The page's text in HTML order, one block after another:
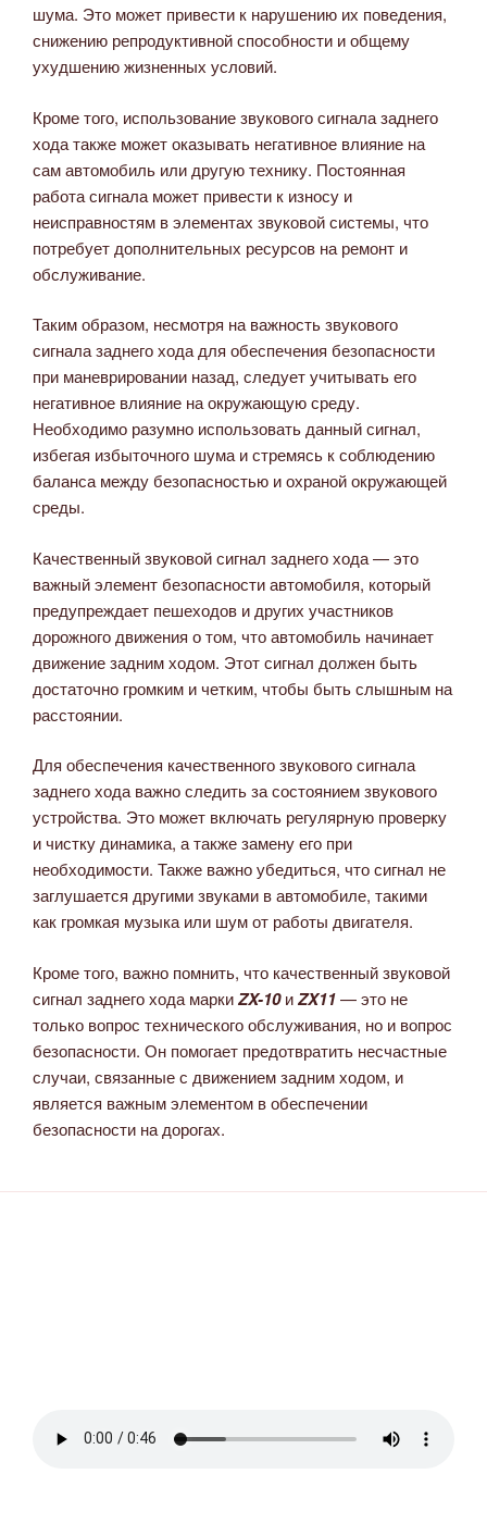
шума. Это может привести к нарушению их поведения,
снижению репродуктивной способности и общему
ухудшению жизненных условий.
Кроме того, использование звукового сигнала заднего
хода также может оказывать негативное влияние на
сам автомобиль или другую технику. Постоянная
работа сигнала может привести к износу и
неисправностям в элементах звуковой системы, что
потребует дополнительных ресурсов на ремонт и
обслуживание.
Таким образом, несмотря на важность звукового
сигнала заднего хода для обеспечения безопасности
при маневрировании назад, следует учитывать его
негативное влияние на окружающую среду.
Необходимо разумно использовать данный сигнал,
избегая избыточного шума и стремясь к соблюдению
баланса между безопасностью и охраной окружающей
среды.
Качественный звуковой сигнал заднего хода — это
важный элемент безопасности автомобиля, который
предупреждает пешеходов и других участников
дорожного движения о том, что автомобиль начинает
движение задним ходом. Этот сигнал должен быть
достаточно громким и четким, чтобы быть слышным на
расстоянии.
Для обеспечения качественного звукового сигнала
заднего хода важно следить за состоянием звукового
устройства. Это может включать регулярную проверку
и чистку динамика, а также замену его при
необходимости. Также важно убедиться, что сигнал не
заглушается другими звуками в автомобиле, такими
как громкая музыка или шум от работы двигателя.
Кроме того, важно помнить, что качественный звуковой
сигнал заднего хода маркиZX-10иZX11— это не
только вопрос технического обслуживания, но и вопрос
безопасности. Он помогает предотвратить несчастные
случаи, связанные с движением задним ходом, и
является важным элементом в обеспечении
безопасности на дорогах.